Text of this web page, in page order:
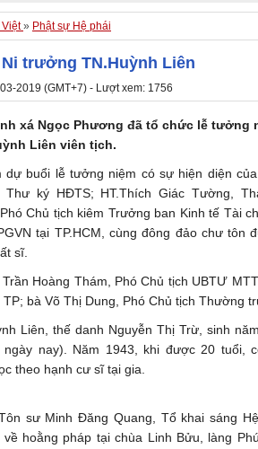
Việt» Phật sự Hệ phái
trưởng TN.Huỳnh Liên
2019 (GMT+7) - Lượt xem: 1756
xá Ngọc Phương đã tổ chức lễ tưởng
Liên viên tịch.
dự buổi lễ tưởng niệm có sự hiện diện
ký HĐTS; HT.Thích Giác Tường,
Chủ tịch kiêm Trưởng ban Kinh tế Tài
tại TP.HCM, cùng đông đảo chư tôn
sĩ.
Hoàng Thám, Phó Chủ tịch UBTƯ
TP; bà Võ Thị Dung, Phó Chủ tịch Thường
Liên, thế danh Nguyễn Thị Trừ, sinh
ngày nay). Năm 1943, khi được 20 tuổi,
theo hạnh cư sĩ tại gia.
sư Minh Đăng Quang, Tổ khai sáng
hoằng pháp tại chùa Linh Bửu, làng